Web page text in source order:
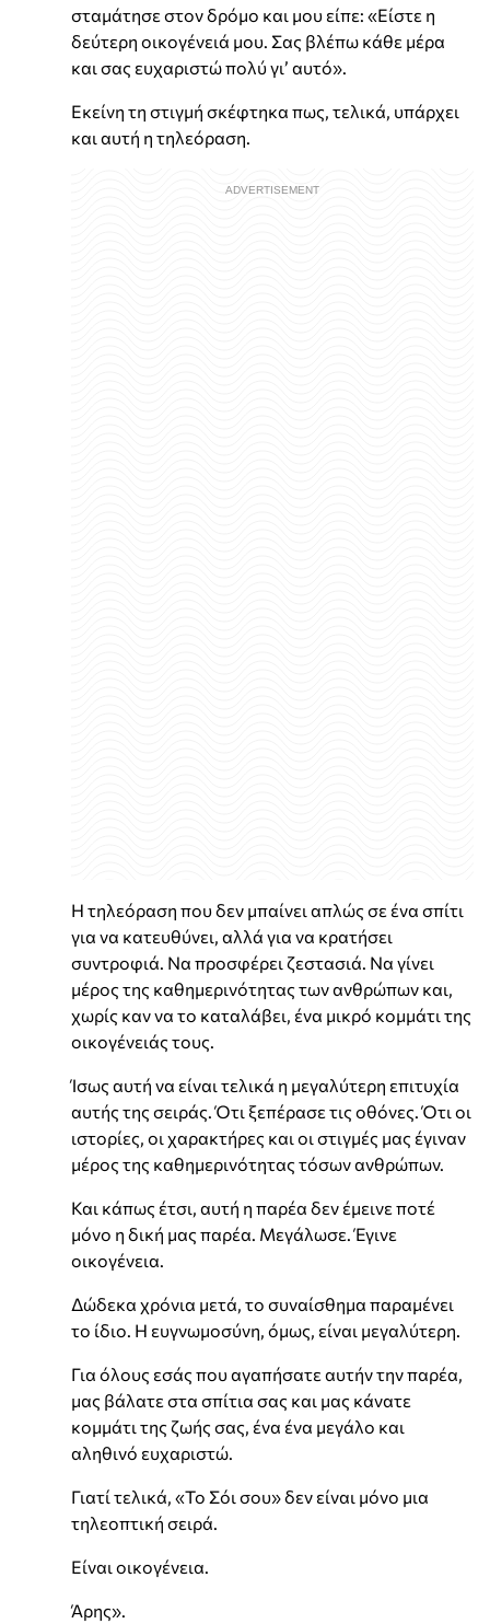
σταμάτησε στον δρόμο και μου είπε: «Είστε η
δεύτερη οικογένειά μου. Σας βλέπω κάθε μέρα
και σας ευχαριστώ πολύ γι’ αυτό».
Εκείνη τη στιγμή σκέφτηκα πως, τελικά, υπάρχει
και αυτή η τηλεόραση.
Η τηλεόραση που δεν μπαίνει απλώς σε ένα σπίτι
για να κατευθύνει, αλλά για να κρατήσει
συντροφιά. Να προσφέρει ζεστασιά. Να γίνει
μέρος της καθημερινότητας των ανθρώπων και,
χωρίς καν να το καταλάβει, ένα μικρό κομμάτι της
οικογένειάς τους.
Ίσως αυτή να είναι τελικά η μεγαλύτερη επιτυχία
αυτής της σειράς. Ότι ξεπέρασε τις οθόνες. Ότι οι
ιστορίες, οι χαρακτήρες και οι στιγμές μας έγιναν
μέρος της καθημερινότητας τόσων ανθρώπων.
Και κάπως έτσι, αυτή η παρέα δεν έμεινε ποτέ
μόνο η δική μας παρέα. Μεγάλωσε. Έγινε
οικογένεια.
Δώδεκα χρόνια μετά, το συναίσθημα παραμένει
το ίδιο. Η ευγνωμοσύνη, όμως, είναι μεγαλύτερη.
Για όλους εσάς που αγαπήσατε αυτήν την παρέα,
μας βάλατε στα σπίτια σας και μας κάνατε
κομμάτι της ζωής σας, ένα ένα μεγάλο και
αληθινό ευχαριστώ.
Γιατί τελικά, «Το Σόι σου» δεν είναι μόνο μια
τηλεοπτική σειρά.
Είναι οικογένεια.
Άρης».